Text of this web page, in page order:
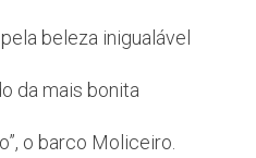
beleza inigualável
da mais bonita
o barco Moliceiro.